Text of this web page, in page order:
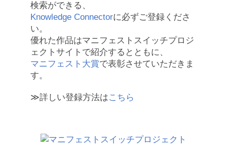
検索ができる、
Knowledge Connectorに必ずご登録くださ
い。
優れた作品はマニフェストスイッチプロジ
ェクトサイトで紹介するとともに、
マニフェスト大賞で表彰させていただきま
す。
≫詳しい登録方法はこちら